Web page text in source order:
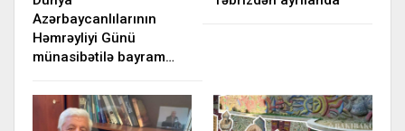
Azərbaycanlılarının
Həmrəyliyi Günü
münasibətilə bayram…